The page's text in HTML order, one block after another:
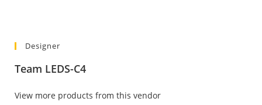
Designer
Team LEDS-C4
View more products from this vendor